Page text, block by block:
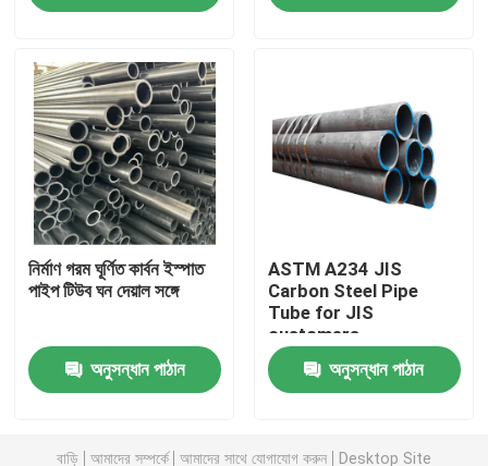
গুণমান নিয়ন্ত্রণ
উদ্ধৃতির জন্য আবেদন
স্টেইনলেস স্টীল মেটাল প্লেট
স্টেইনলেস স্টীল কুণ্ডলী
স্টেইনলেস স্টীল প্রোফাইল
নির্মাণ গরম ঘূর্ণিত কার্বন ইস্পাত
পাইপ টিউব ঘন দেয়াল সঙ্গে
অনুসন্ধান পাঠান
ASTM A234 JIS
Carbon Steel Pipe
Tube for JIS
customers
অনুসন্ধান পাঠান
বাড়ি আমাদের সম্পর্কে আমাদের সাথে যোগাযোগ করুন Desktop Site